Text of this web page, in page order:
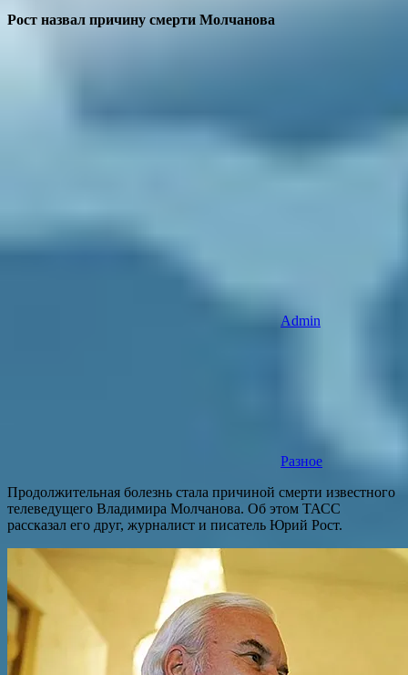
Рост назвал причину смерти Молчанова
Admin
Разное
Продолжительная болезнь стала причиной смерти известного
телеведущего Владимира Молчанова. Об этом ТАСС
рассказал его друг, журналист и писатель Юрий Рост.